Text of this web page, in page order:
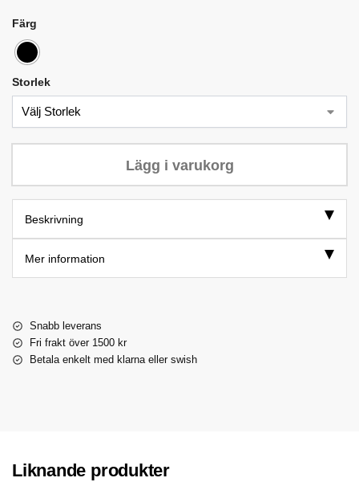
Färg
Storlek
Lägg i varukorg
Beskrivning
Mer information
Snabb leverans
Fri frakt över 1500 kr
Betala enkelt med klarna eller swish
Liknande produkter